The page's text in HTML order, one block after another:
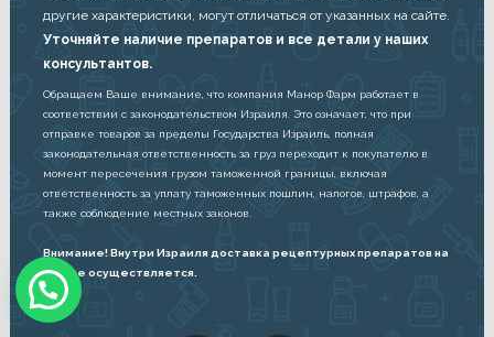
другие характеристики, могут отличаться от указанных на сайте.
Уточняйте наличие препаратов и все детали у наших
консультантов.
Обращаем Ваше внимание, что компания Манор Фарм работает в
соответствии с законодательством Израиля. Это означает, что при
отправке товаров за пределы Государства Израиль, полная
законодательная ответственность за груз переходит к покупателю в
момент пересечения грузом таможенной границы, включая
ответственность за уплату таможенных пошлин, налогов, штрафов, а
также соблюдение местных законов.
Внимание! Внутри Израиля доставка рецептурных препаратов на
дом не осуществляется.